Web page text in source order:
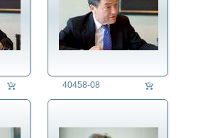
40458-08